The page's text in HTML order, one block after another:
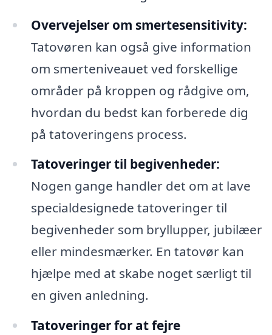
Overvejelser om smertesensitivity:
Tatovøren kan også give information
om smerteniveauet ved forskellige
områder på kroppen og rådgive om,
hvordan du bedst kan forberede dig
på tatoveringens process.
Tatoveringer til begivenheder:
Nogen gange handler det om at lave
specialdesignede tatoveringer til
begivenheder som bryllupper, jubilæer
eller mindesmærker. En tatovør kan
hjælpe med at skabe noget særligt til
en given anledning.
Tatoveringer for at fejre